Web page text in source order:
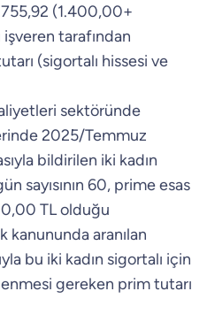
(1.400,00+
tarafından
(sigortalı hissesi ve
sektöründe
2025/Temmuz
bildirilen iki kadın
sayısının 60, prime esas
TL olduğu
kanununda aranılan
bu iki kadın sigortalı için
gereken prim tutarı